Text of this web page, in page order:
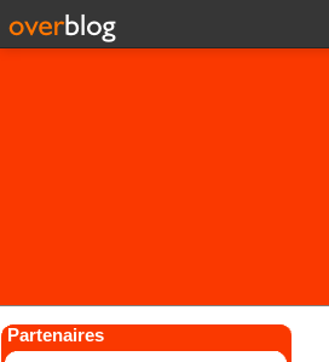
Partenaires